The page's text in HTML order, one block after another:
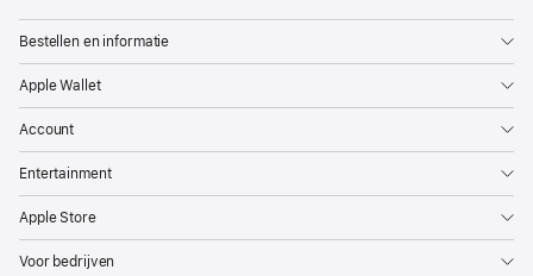
Bestellen en informatie
Apple Wallet
Account
Entertainment
Apple Store
Voor bedrijven